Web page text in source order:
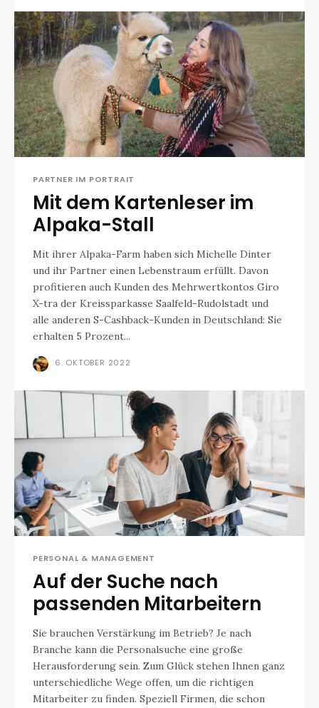
PARTNER IM PORTRAIT
Mit dem Kartenleser im
Alpaka-Stall
Mit ihrer Alpaka-Farm haben sich Michelle Dinter
und ihr Partner einen Lebenstraum erfüllt. Davon
profitieren auch Kunden des Mehrwertkontos Giro
X-tra der Kreissparkasse Saalfeld-Rudolstadt und
alle anderen S-Cashback-Kunden in Deutschland: Sie
erhalten 5 Prozent...
6. OKTOBER 2022
PERSONAL & MANAGEMENT
Auf der Suche nach
passenden Mitarbeitern
Sie brauchen Verstärkung im Betrieb? Je nach
Branche kann die Personalsuche eine große
Herausforderung sein. Zum Glück stehen Ihnen ganz
unterschiedliche Wege offen, um die richtigen
Mitarbeiter zu finden. Speziell Firmen, die schon